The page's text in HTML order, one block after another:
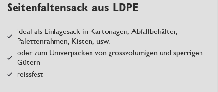
Seitenfaltensack aus LDPE
ideal als Einlagesack in Kartonagen, Abfallbehälter,
Palettenrahmen, Kisten, usw.
oder zum Umverpacken von grossvolumigen und sperrigen
Gütern
reissfest